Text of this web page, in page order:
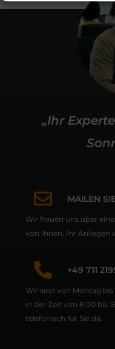
„Ihr
MAILEN
Wir freuen uns über
von Ihnen. Ihr Anliegen
+49 711
Wir sind von Montag bis
in der Zeit von 8:00 bis
telefonisch für Sie da.